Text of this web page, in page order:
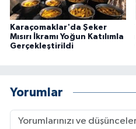
Karaçomaklar'da Şeker
Mısırı İkramı Yoğun Katılımla
Gerçekleştirildi
Yorumlar